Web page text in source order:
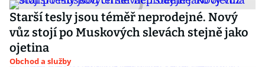
Starší tesly jsou téměř neprodejné. Nový
vůz stojí po Muskových slevách stejně jako
ojetina
Obchod a služby